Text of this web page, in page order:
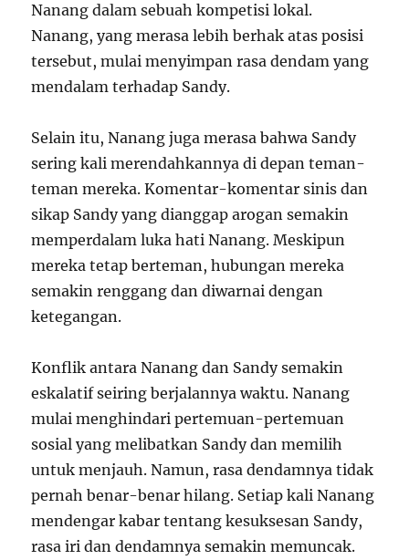
Nanang dalam sebuah kompetisi lokal.
Nanang, yang merasa lebih berhak atas posisi
tersebut, mulai menyimpan rasa dendam yang
mendalam terhadap Sandy.
Selain itu, Nanang juga merasa bahwa Sandy
sering kali merendahkannya di depan teman-
teman mereka. Komentar-komentar sinis dan
sikap Sandy yang dianggap arogan semakin
memperdalam luka hati Nanang. Meskipun
mereka tetap berteman, hubungan mereka
semakin renggang dan diwarnai dengan
ketegangan.
Konflik antara Nanang dan Sandy semakin
eskalatif seiring berjalannya waktu. Nanang
mulai menghindari pertemuan-pertemuan
sosial yang melibatkan Sandy dan memilih
untuk menjauh. Namun, rasa dendamnya tidak
pernah benar-benar hilang. Setiap kali Nanang
mendengar kabar tentang kesuksesan Sandy,
rasa iri dan dendamnya semakin memuncak.